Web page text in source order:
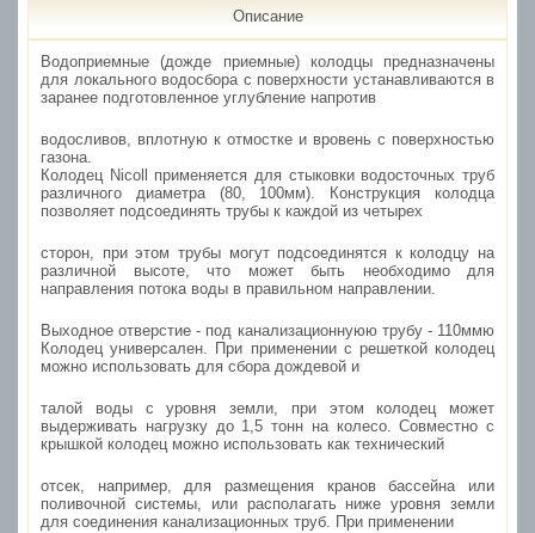
Описание
Водоприемные (дожде приемные) колодцы предназначены
для локального водосбора с поверхности устанавливаются в
заранее подготовленное углубление напротив
водосливов, вплотную к отмостке и вровень с поверхностью
газона.
Колодец Nicoll применяется для стыковки водосточных труб
различного диаметра (80, 100мм). Конструкция колодца
позволяет подсоединять трубы к каждой из четырех
сторон, при этом трубы могут подсоединятся к колодцу на
различной высоте, что может быть необходимо для
направления потока воды в правильном направлении.
Выходное отверстие - под канализационнуюю трубу - 110ммю
Колодец универсален. При применении с решеткой колодец
можно использовать для сбора дождевой и
талой воды с уровня земли, при этом колодец может
выдерживать нагрузку до 1,5 тонн на колесо. Совместно с
крышкой колодец можно использовать как технический
отсек, например, для размещения кранов бассейна или
поливочной системы, или располагать ниже уровня земли
для соединения канализационных труб. При применении